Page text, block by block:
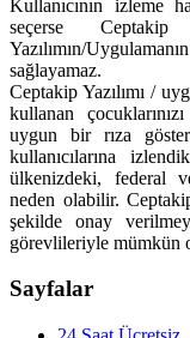
Kullanıcının izleme
seçerse
Yazılımın/
sağlayamaz.
Ceptakip Yazılımı /
kullanan
uygun bir rıza
kullanıcılarına
ülkenizdeki, federal
neden olabilir.
şekilde onay
görevlileriyle mümkün
Sayfalar